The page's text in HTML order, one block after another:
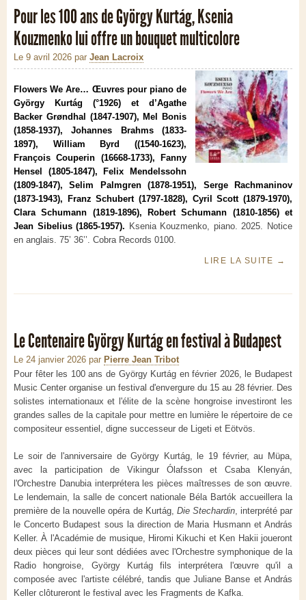
Pour les 100 ans de György Kurtág, Ksenia
Kouzmenko lui offre un bouquet multicolore
Le 9 avril 2026 par Jean Lacroix
Flowers We Are… Œuvres pour piano de
György Kurtág (°1926) et d’Agathe
Backer Grøndhal (1847-1907), Mel Bonis
(1858-1937), Johannes Brahms (1833-
1897), William Byrd ((1540-1623),
François Couperin (16668-1733), Fanny
Hensel (1805-1847), Felix Mendelssohn
(1809-1847), Selim Palmgren (1878-1951), Serge Rachmaninov
(1873-1943), Franz Schubert (1797-1828), Cyril Scott (1879-1970),
Clara Schumann (1819-1896), Robert Schumann (1810-1856) et
Jean Sibelius (1865-1957). Ksenia Kouzmenko, piano. 2025. Notice
en anglais. 75’ 36’’. Cobra Records 0100.
LIRE LA SUITE →
Le Centenaire György Kurtág en festival à Budapest
Le 24 janvier 2026 par Pierre Jean Tribot
Pour fêter les 100 ans de György Kurtág en février 2026, le Budapest
Music Center organise un festival d'envergure du 15 au 28 février. Des
solistes internationaux et l'élite de la scène hongroise investiront les
grandes salles de la capitale pour mettre en lumière le répertoire de ce
compositeur essentiel, digne successeur de Ligeti et Eötvös.
Le soir de l'anniversaire de György Kurtág, le 19 février, au Müpa,
avec la participation de Vikingur Ólafsson et Csaba Klenyán,
l'Orchestre Danubia interprétera les pièces maîtresses de son œuvre.
Le lendemain, la salle de concert nationale Béla Bartók accueillera la
première de la nouvelle opéra de Kurtág, Die Stechardin, interprété par
le Concerto Budapest sous la direction de Maria Husmann et András
Keller. À l'Académie de musique, Hiromi Kikuchi et Ken Hakii joueront
deux pièces qui leur sont dédiées avec l'Orchestre symphonique de la
Radio hongroise, György Kurtág fils interprétera l'œuvre qu'il a
composée avec l'artiste célébré, tandis que Juliane Banse et András
Keller clôtureront le festival avec les Fragments de Kafka.